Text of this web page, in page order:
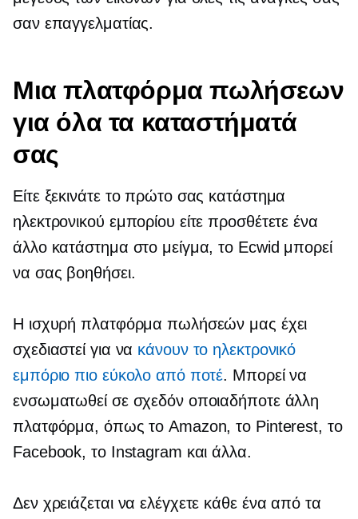
σαν επαγγελματίας.
Μια πλατφόρμα πωλήσεων
για όλα τα καταστήματά
σας
Είτε ξεκινάτε το πρώτο σας κατάστημα
ηλεκτρονικού εμπορίου είτε προσθέτετε ένα
άλλο κατάστημα στο μείγμα, το Ecwid μπορεί
να σας βοηθήσει.
Η ισχυρή πλατφόρμα πωλήσεών μας έχει
σχεδιαστεί για να κάνουν το ηλεκτρονικό
εμπόριο πιο εύκολο από ποτέ. Μπορεί να
ενσωματωθεί σε σχεδόν οποιαδήποτε άλλη
πλατφόρμα, όπως το Amazon, το Pinterest, το
Facebook, το Instagram και άλλα.
Δεν χρειάζεται να ελέγχετε κάθε ένα από τα